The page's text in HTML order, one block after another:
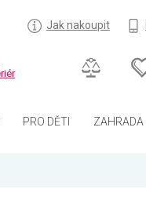
Jak nakoupit
PRO DĚTI ZAHRADA